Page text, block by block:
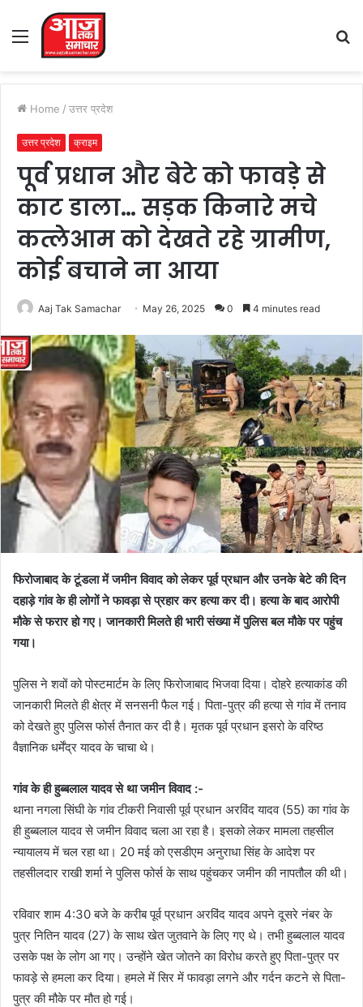
Menu
Home / उत्तर प्रदेश
उत्तर प्रदेश क्राइम
पूर्व प्रधान और बेटे को फावड़े से
काट डाला… सड़क किनारे मचे
कत्लेआम को देखते रहे ग्रामीण,
कोई बचाने ना आया
Aaj Tak Samachar May 26, 2025 0 4 minutes read
फिरोजाबाद के टूंडला में जमीन विवाद को लेकर पूर्व प्रधान और उनके बेटे की दिन
दहाड़े गांव के ही लोगों ने फावड़ा से प्रहार कर हत्या कर दी। हत्या के बाद आरोपी
मौके से फरार हो गए। जानकारी मिलते ही भारी संख्या में पुलिस बल मौके पर पहुंच
गया।
पुलिस ने शवों को पोस्टमार्टम के लिए फिरोजाबाद भिजवा दिया। दोहरे हत्याकांड की
जानकारी मिलते ही क्षेत्र में सनसनी फैल गई। पिता-पुत्र की हत्या से गांव में तनाव
को देखते हुए पुलिस फोर्स तैनात कर दी है। मृतक पूर्व प्रधान इसरो के वरिष्ठ
वैज्ञानिक धर्मेंद्र यादव के चाचा थे।
गांव के ही हुब्बलाल यादव से था जमीन विवाद :-
थाना नगला सिंघी के गांव टीकरी निवासी पूर्व प्रधान अरविंद यादव (55) का गांव के
ही हुब्बलाल यादव से जमीन विवाद चला आ रहा है। इसको लेकर मामला तहसील
न्यायालय में चल रहा था। 20 मई को एसडीएम अनुराधा सिंह के आदेश पर
तहसीलदार राखी शर्मा ने पुलिस फोर्स के साथ पहुंचकर जमीन की नापतौल की थी।
रविवार शाम 4:30 बजे के करीब पूर्व प्रधान अरविंद यादव अपने दूसरे नंबर के
पुत्र नितिन यादव (27) के साथ खेत जुतवाने के लिए गए थे। तभी हुब्बलाल यादव
उसके पक्ष के लोग आ गए। उन्होंने खेत जोतने का विरोध करते हुए पिता-पुत्र पर
फावड़े से हमला कर दिया। हमले में सिर में फावड़ा लगने और गर्दन कटने से पिता-
पुत्र की मौके पर मौत हो गई।